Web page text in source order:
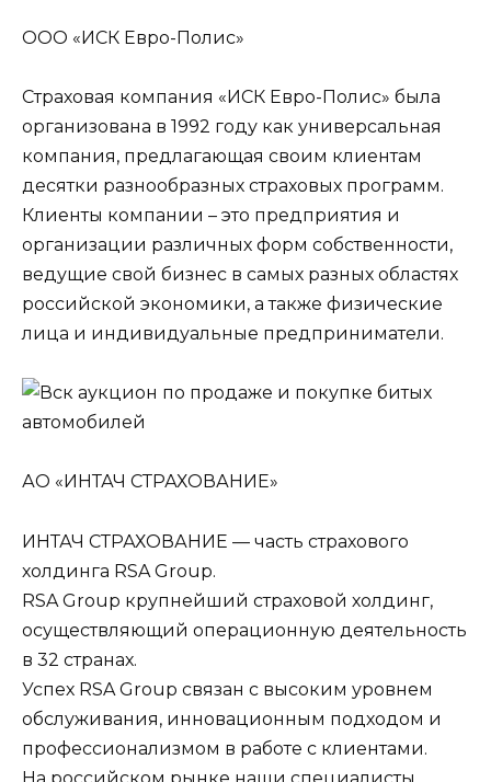
ООО «ИСК Евро-Полис»
Страховая компания «ИСК Евро-Полис» была
организована в 1992 году как универсальная
компания, предлагающая своим клиентам
десятки разнообразных страховых программ.
Клиенты компании – это предприятия и
организации различных форм собственности,
ведущие свой бизнес в самых разных областях
российской экономики, а также физические
лица и индивидуальные предприниматели.
АО «ИНТАЧ СТРАХОВАНИЕ»
ИНТАЧ СТРАХОВАНИЕ — часть страхового
холдинга RSA Group.
RSA Group крупнейший страховой холдинг,
осуществляющий операционную деятельность
в 32 странах.
Успех RSA Group связан с высоким уровнем
обслуживания, инновационным подходом и
профессионализмом в работе с клиентами.
На российском рынке наши специалисты